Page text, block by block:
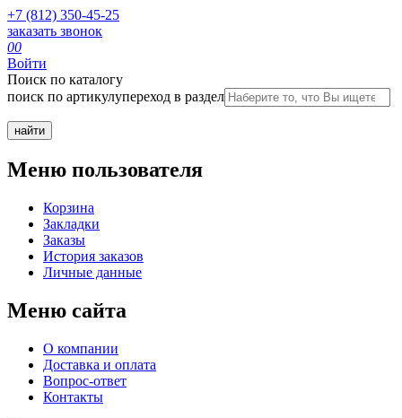
+7 (812) 350-45-25
заказать звонок
00
Войти
Поиск по каталогу
поиск по артикулупереход в раздел
Меню пользователя
Корзина
Закладки
Заказы
История заказов
Личные данные
Меню сайта
О компании
Доставка и оплата
Вопрос-ответ
Контакты